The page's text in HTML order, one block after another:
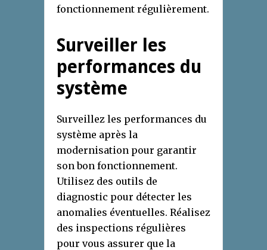
fonctionnement régulièrement.
Surveiller les
performances du
système
Surveillez les performances du
système après la
modernisation pour garantir
son bon fonctionnement.
Utilisez des outils de
diagnostic pour détecter les
anomalies éventuelles. Réalisez
des inspections régulières
pour vous assurer que la